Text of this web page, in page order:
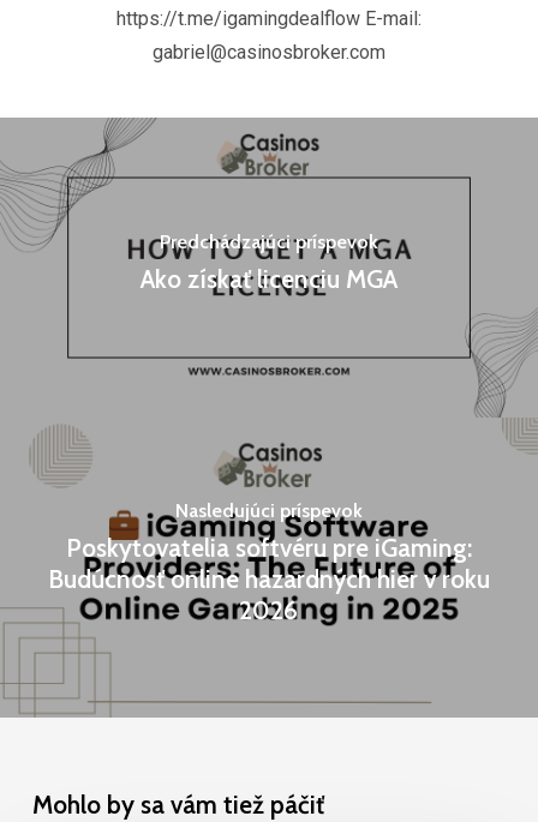
https://t.me/igamingdealflow E-mail:
gabriel@casinosbroker.com
Predchádzajúci príspevok
Ako získať licenciu MGA
Nasledujúci príspevok
Poskytovatelia softvéru pre iGaming:
Budúcnosť online hazardných hier v roku
2026
Mohlo by sa vám tiež páčiť